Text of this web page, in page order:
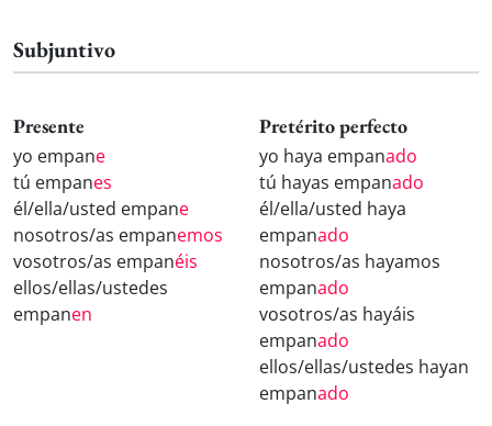
Subjuntivo
Presente
yo empane
tú empanes
él/ella/usted empane
nosotros/as empanemos
vosotros/as empanéis
ellos/ellas/ustedes
empanen
Pretérito perfecto
yo haya empanado
tú hayas empanado
él/ella/usted haya
empanado
nosotros/as hayamos
empanado
vosotros/as hayáis
empanado
ellos/ellas/ustedes hayan
empanado